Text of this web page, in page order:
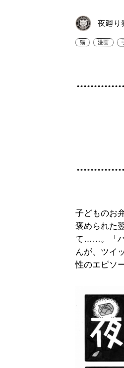
夜廻り
猫 漫画
子どものお
褒められた
て……。「ハ
んが、ツイ
性のエピソ